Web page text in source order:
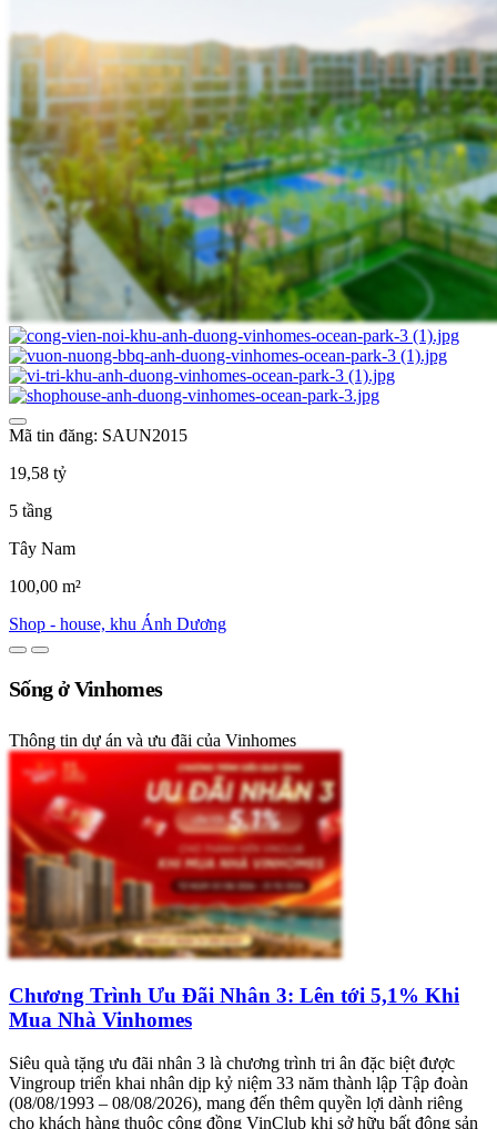
Mã tin đăng: SAUN2015
19,58 tỷ
5 tầng
Tây Nam
100,00 m²
Shop - house, khu Ánh Dương
Sống ở Vinhomes
Thông tin dự án và ưu đãi của Vinhomes
Chương Trình Ưu Đãi Nhân 3: Lên tới 5,1% Khi
Mua Nhà Vinhomes
Siêu quà tặng ưu đãi nhân 3 là chương trình tri ân đặc biệt được
Vingroup triển khai nhân dịp kỷ niệm 33 năm thành lập Tập đoàn
(08/08/1993 – 08/08/2026), mang đến thêm quyền lợi dành riêng
cho khách hàng thuộc cộng đồng VinClub khi sở hữu bất động sản